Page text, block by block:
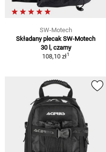
SW-Motech
Składany plecak SW-Motech
30 l, czarny
108,10 zł1